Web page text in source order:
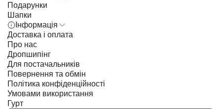
Подарунки
Шапки
Інформація
Доставка і оплата
Про нас
Дропшипінг
Для постачальників
Повернення та обмін
Політика конфіденційності
Умовами використання
Гурт